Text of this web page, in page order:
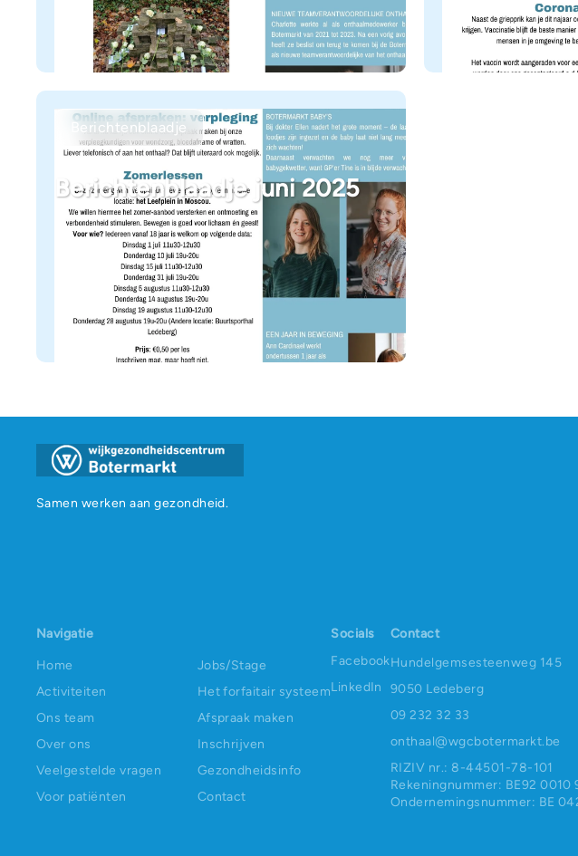
Berichtenblaadje
Berichtenblaadje juni 2025
Samen werken aan gezondheid.
Navigatie
Home
Activiteiten
Ons team
Over ons
Veelgestelde vragen
Voor patiënten
Jobs/Stage
Het forfaitair systeem
Afspraak maken
Inschrijven
Gezondheidsinfo
Contact
Socials
Facebook
LinkedIn
Contact
Hundelgemsesteenweg 145
9050 Ledeberg
09 232 32 33
onthaal@wgcbotermarkt.be
RIZIV nr.: 8-44501-78-101
Rekeningnummer: BE92 0010
Ondernemingsnummer: BE